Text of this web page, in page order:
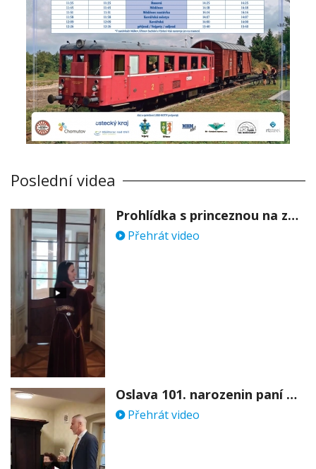
Poslední videa
Prohlídka s princeznou na zámku Stekník
Přehrát video
Oslava 101. narozenin paní Věry Skořepové
Přehrát video